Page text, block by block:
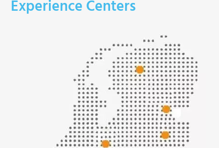
Experience Centers